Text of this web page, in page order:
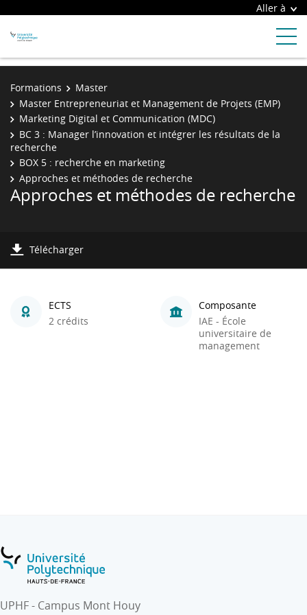
Aller à
Formations
Master
Master Entrepreneuriat et Management de Projets (EMP)
Marketing Digital et Communication (MDC)
BC 3 : Manager l’innovation et intégrer les résultats de la
recherche
BOX 5 : recherche en marketing
Approches et méthodes de recherche
Approches et méthodes de recherche
Télécharger
ECTS
2 crédits
Composante
IAE - École
universitaire de
management
UPHF - Campus Mont Houy